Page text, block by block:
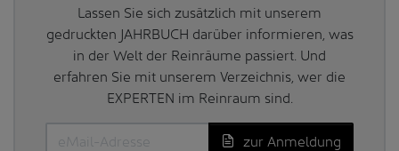
Lassen Sie sich zusätzlich mit unserem
gedruckten JAHRBUCH darüber informieren, was
in der Welt der Reinräume passiert. Und
erfahren Sie mit unserem Verzeichnis, wer die
EXPERTEN im Reinraum sind.
zur Anmeldung